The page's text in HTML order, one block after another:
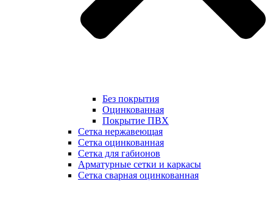
Без покрытия
Оцинкованная
Покрытие ПВХ
Сетка нержавеющая
Сетка оцинкованная
Сетка для габионов
Арматурные сетки и каркасы
Сетка сварная оцинкованная